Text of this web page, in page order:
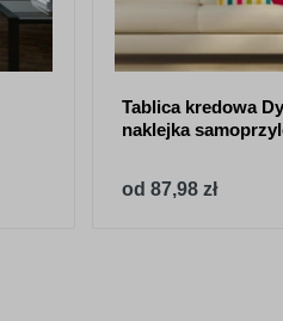
Tablica kredowa
naklejka
od 87,98 zł